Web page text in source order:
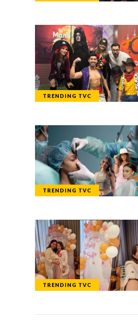
TRENDING TVC
TRENDING TVC
TRENDING TVC